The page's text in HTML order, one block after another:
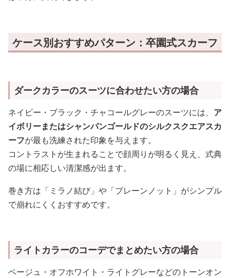
ケース別おすすめパターン：卒園式スカーフ
ダークカラーのスーツに合わせたい方の場合
ネイビー・ブラック・チャコールグレーのスーツには、 ア
イボリーまたはシャンパンゴールドのシルクスクエアスカ
ーフが最も洗練された印象を与えます。
コントラストが生まれることで顔周りが明るく見え、式典
の場に相応しい清潔感が出ます。
巻き方は「ミラノ結び」や「プレーンノット」がシンプル
で崩れにくくおすすめです。
ライトカラーのコーデでまとめたい方の場合
ベージュ・オフホワイト・ライトグレーなどのトーンオン